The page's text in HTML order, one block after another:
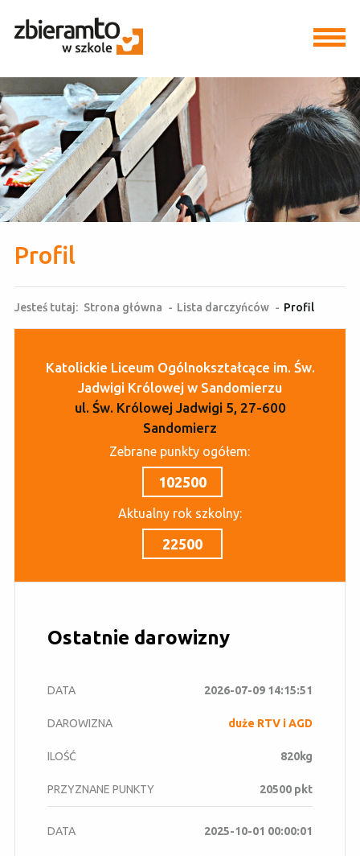
Profil
Jesteś tutaj: Strona główna - Lista darczyńców - Profil
Katolickie Liceum Ogólnokształcące im. Św.
Jadwigi Królowej w Sandomierzu
ul. Św. Królowej Jadwigi 5, 27-600
Sandomierz
Zebrane punkty ogółem:
102500
Aktualny rok szkolny:
22500
Ostatnie darowizny
2026-07-09 14:15:51
duże RTV i AGD
820kg
20500 pkt
2025-10-01 00:00:01